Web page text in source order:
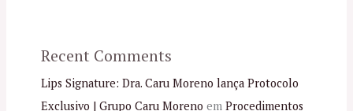
Recent Comments
Lips Signature: Dra. Caru Moreno lança Protocolo
Exclusivo | Grupo Caru Moreno em Procedimentos